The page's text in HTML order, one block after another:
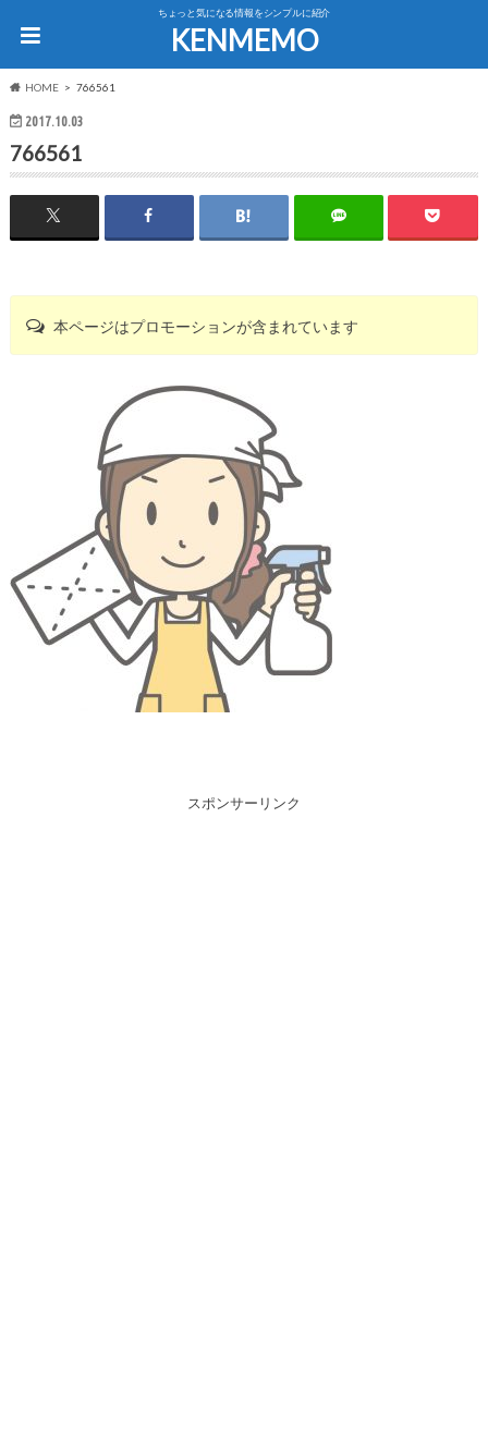
ちょっと気になる情報をシンプルに紹介
KENMEMO
HOME 766561
2017.10.03
766561
本ページはプロモーションが含まれています
スポンサーリンク